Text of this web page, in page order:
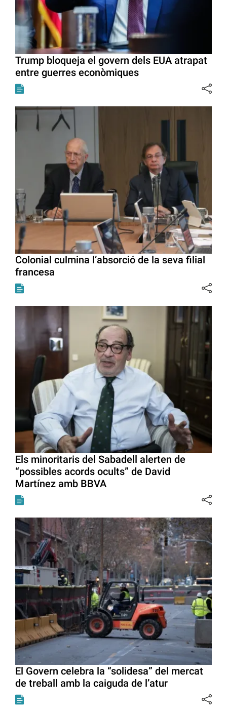
Trump bloqueja el govern dels EUA atrapat
entre guerres econòmiques
Colonial culmina l’absorció de la seva filial
francesa
Els minoritaris del Sabadell alerten de
“possibles acords ocults” de David
Martínez amb BBVA
El Govern celebra la “solidesa” del mercat
de treball amb la caiguda de l’atur